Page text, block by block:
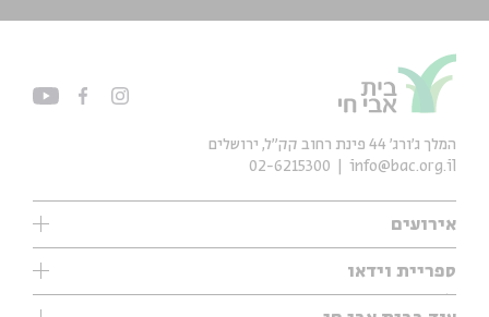
אירועים
עיון
אנגלית
ספריית וידאו
ילדים
המלך ג'ורג' 44 פינת רחוב קק״ל, ירושלים
info@bac.org.il
02-6215300